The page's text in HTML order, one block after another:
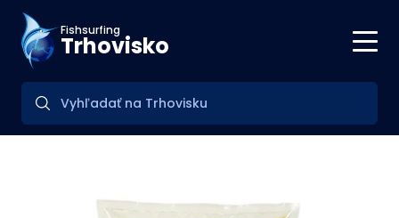
Fishsurfing
Trhovisko